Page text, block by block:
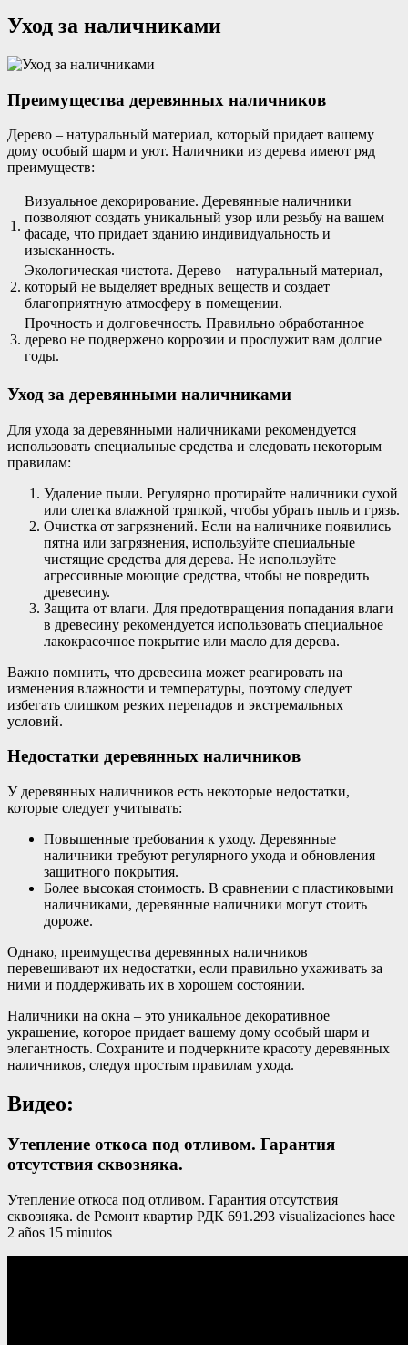
Уход за наличниками
Преимущества деревянных наличников
Дерево – натуральный материал, который придает вашему
дому особый шарм и уют. Наличники из дерева имеют ряд
преимуществ:
1.
Визуальное декорирование. Деревянные наличники
позволяют создать уникальный узор или резьбу на вашем
фасаде, что придает зданию индивидуальность и
изысканность.
2.
Экологическая чистота. Дерево – натуральный материал,
который не выделяет вредных веществ и создает
благоприятную атмосферу в помещении.
3.
Прочность и долговечность. Правильно обработанное
дерево не подвержено коррозии и прослужит вам долгие
годы.
Уход за деревянными наличниками
Для ухода за деревянными наличниками рекомендуется
использовать специальные средства и следовать некоторым
правилам:
Удаление пыли. Регулярно протирайте наличники сухой
или слегка влажной тряпкой, чтобы убрать пыль и грязь.
Очистка от загрязнений. Если на наличнике появились
пятна или загрязнения, используйте специальные
чистящие средства для дерева. Не используйте
агрессивные моющие средства, чтобы не повредить
древесину.
Защита от влаги. Для предотвращения попадания влаги
в древесину рекомендуется использовать специальное
лакокрасочное покрытие или масло для дерева.
Важно помнить, что древесина может реагировать на
изменения влажности и температуры, поэтому следует
избегать слишком резких перепадов и экстремальных
условий.
Недостатки деревянных наличников
У деревянных наличников есть некоторые недостатки,
которые следует учитывать:
Повышенные требования к уходу. Деревянные
наличники требуют регулярного ухода и обновления
защитного покрытия.
Более высокая стоимость. В сравнении с пластиковыми
наличниками, деревянные наличники могут стоить
дороже.
Однако, преимущества деревянных наличников
перевешивают их недостатки, если правильно ухаживать за
ними и поддерживать их в хорошем состоянии.
Наличники на окна – это уникальное декоративное
украшение, которое придает вашему дому особый шарм и
элегантность. Сохраните и подчеркните красоту деревянных
наличников, следуя простым правилам ухода.
Видео:
Утепление откоса под отливом. Гарантия
отсутствия сквозняка.
Утепление откоса под отливом. Гарантия отсутствия
сквозняка. de Ремонт квартир РДК 691.293 visualizaciones hace
2 años 15 minutos